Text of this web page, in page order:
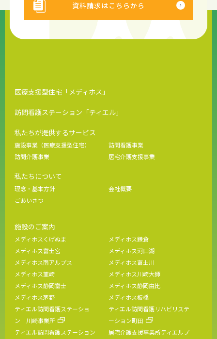
資料請求はこちらから
医療支援型住宅「メディホス」
訪問看護ステーション「ティエル」
私たちが提供するサービス
施設事業（医療支援型住宅）
訪問看護事業
訪問介護事業
居宅介護支援事業
私たちについて
理念・基本方針
会社概要
ごあいさつ
施設のご案内
メディホスくげぬま
メディホス鎌倉
メディホス富士宮
メディホス河口湖
メディホス南アルプス
メディホス富士川
メディホス韮崎
メディホス川崎大師
メディホス静岡富士
メディホス静岡由比
メディホス茅野
メディホス板橋
ティエル訪問看護ステーショ
ン 川崎事業所
ティエル訪問看護リハビリステ
ーション町田
ティエル訪問看護ステーション
居宅介護支援事業所ティエルプ